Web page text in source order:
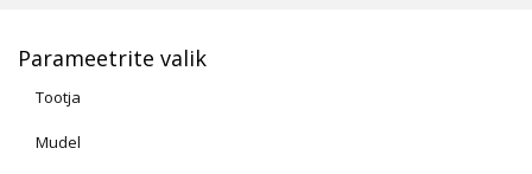
Parameetrite valik
Tootja
Mudel